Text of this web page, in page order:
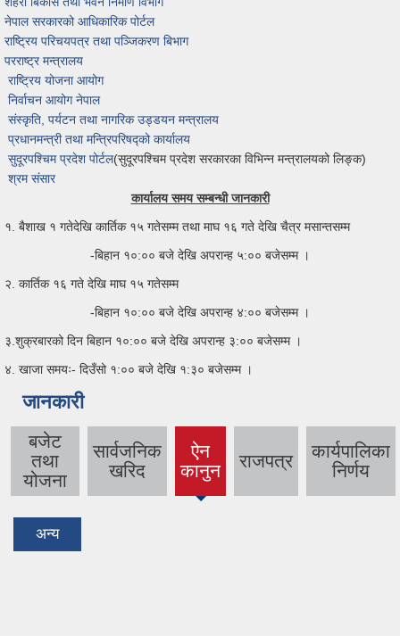
नेपाल सरकारको आधिकारिक पोर्टल
राष्ट्रिय परिचयपत्र तथा पञ्जिकरण बिभाग
परराष्ट्र मन्त्रालय
राष्ट्रिय योजना आयोग
निर्वाचन आयोग नेपाल
संस्कृति, पर्यटन तथा नागरिक उड्डयन मन्त्रालय
प्रधानमन्त्री तथा मन्त्रिपरिषद्को कार्यालय
सुदूरपश्चिम प्रदेश पोर्टल(सुदूरपश्चिम प्रदेश सरकारका विभिन्न मन्त्रालयको लिङ्क)
श्रम संसार
कार्यालय समय सम्बन्धी जानकारी
१. बैशाख १ गतेदेखि कार्तिक १५ गतेसम्म तथा माघ १६ गते देखि चैत्र मसान्तसम्म
-बिहान १०:०० बजे देखि अपरान्ह ५:०० बजेसम्म ।
२. कार्तिक १६ गते देखि माघ १५ गतेसम्म
-बिहान १०:०० बजे देखि अपरान्ह ४:०० बजेसम्म ।
३.शुक्रबारको दिन बिहान १०:०० बजे देखि अपरान्ह ३:०० बजेसम्म ।
४. खाजा समयः- दिउँसो १:०० बजे देखि १:३० बजेसम्म ।
जानकारी
बजेट
तथा
योजना
सार्वजनिक
खरिद
ऐन
कानुन
(active
राजपत्र
कार्यपालिका
निर्णय
अन्य